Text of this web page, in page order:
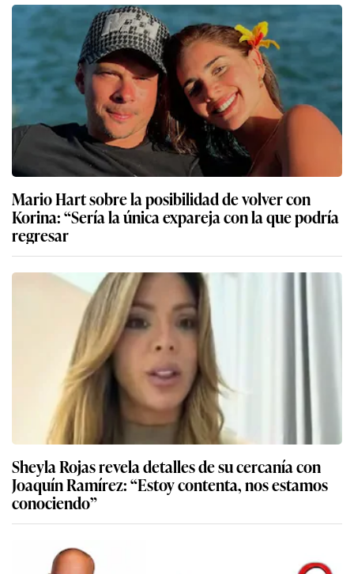
Mario Hart sobre la posibilidad de volver con
Korina: “Sería la única expareja con la que podría
regresar
Sheyla Rojas revela detalles de su cercanía con
Joaquín Ramírez: “Estoy contenta, nos estamos
conociendo”